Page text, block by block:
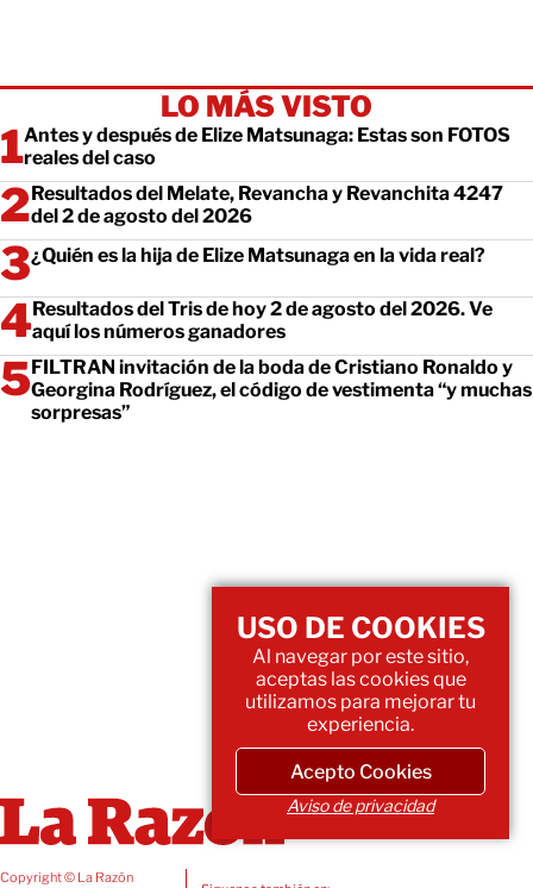
LO MÁS VISTO
Antes y después de Elize Matsunaga: Estas son FOTOS
reales del caso
Resultados del Melate, Revancha y Revanchita 4247
del 2 de agosto del 2026
¿Quién es la hija de Elize Matsunaga en la vida real?
Resultados del Tris de hoy 2 de agosto del 2026. Ve
aquí los números ganadores
FILTRAN invitación de la boda de Cristiano Ronaldo y
Georgina Rodríguez, el código de vestimenta “y muchas
sorpresas”
Copyright © La Razón
USO DE COOKIES
Al navegar por este sitio,
aceptas las cookies que
utilizamos para mejorar tu
experiencia.
Acepto Cookies
Aviso de privacidad